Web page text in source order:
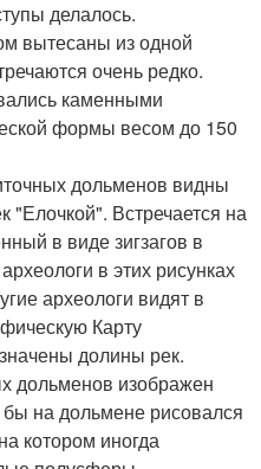
делалось.
вытесаны из одной
очень редко.
каменными
формы весом до 150
дольменов видны
"Елочкой". Встречается на
в виде зигзагов в
в этих рисунках
археологи видят в
Карту
долины рек.
дольменов изображен
на дольмене рисовался
котором иногда